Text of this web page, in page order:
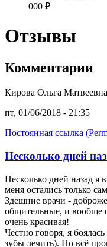
000 ₽
Отзывы
Комментарии
Кирова Ольга Матвеевна
пт, 01/06/2018 - 21:35
Постоянная ссылка
Несколько дней
Несколько дней назад я
меня остались только
Здешние врачи -
общительные, и вообще
очень красивая!
Честно говоря, я
зубы лечить). Но всё